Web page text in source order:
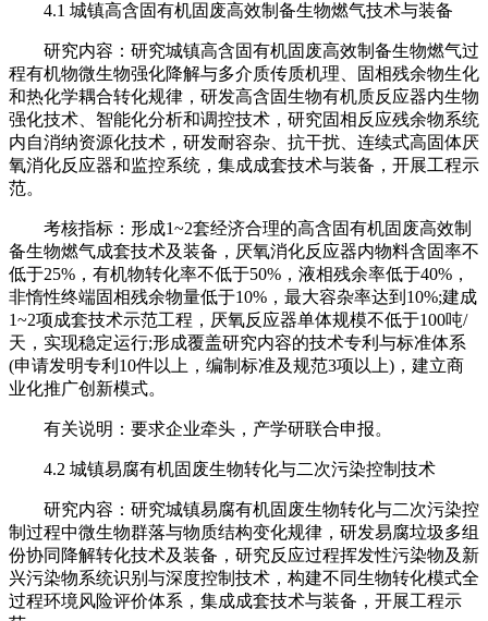
4.1 城镇高含固有机固废高效制备生物燃气技术与装备
研究内容：研究城镇高含固有机固废高效制备生物燃气过
程有机物微生物强化降解与多介质传质机理、固相残余物生化
和热化学耦合转化规律，研发高含固生物有机质反应器内生物
强化技术、智能化分析和调控技术，研究固相反应残余物系统
内自消纳资源化技术，研发耐容杂、抗干扰、连续式高固体厌
氧消化反应器和监控系统，集成成套技术与装备，开展工程示
范。
考核指标：形成1~2套经济合理的高含固有机固废高效制
备生物燃气成套技术及装备，厌氧消化反应器内物料含固率不
低于25%，有机物转化率不低于50%，液相残余率低于40%，
非惰性终端固相残余物量低于10%，最大容杂率达到10%;建成
1~2项成套技术示范工程，厌氧反应器单体规模不低于100吨/
天，实现稳定运行;形成覆盖研究内容的技术专利与标准体系
(申请发明专利10件以上，编制标准及规范3项以上)，建立商
业化推广创新模式。
有关说明：要求企业牵头，产学研联合申报。
4.2 城镇易腐有机固废生物转化与二次污染控制技术
研究内容：研究城镇易腐有机固废生物转化与二次污染控
制过程中微生物群落与物质结构变化规律，研发易腐垃圾多组
份协同降解转化技术及装备，研究反应过程挥发性污染物及新
兴污染物系统识别与深度控制技术，构建不同生物转化模式全
过程环境风险评价体系，集成成套技术与装备，开展工程示